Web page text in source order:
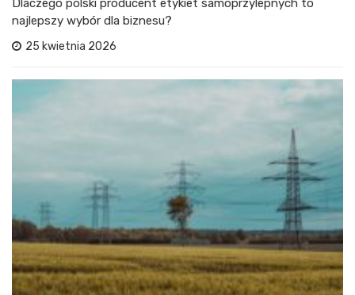
Dlaczego polski producent etykiet samoprzylepnych to
najlepszy wybór dla biznesu?
25 kwietnia 2026